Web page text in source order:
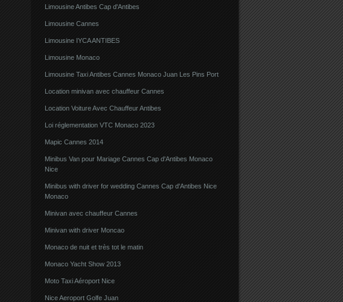
Limousine Antibes Cap d'Antibes
Limousine Cannes
Limousine IYCA ANTIBES
Limousine Monaco
Limousine Taxi Antibes Cannes Monaco Juan Les Pins Port
Location minivan avec chauffeur Cannes
Location Voiture Avec Chauffeur Antibes
Loi réglementation VTC Monaco 2023
Mapic Cannes 2014
Minibus Van pour Mariage Cannes Cap d'Antibes Monaco
Nice
Minibus with driver for wedding Cannes Cap d'Antibes Nice
Monaco
Minivan avec chauffeur Cannes
Minivan with driver Moncao
Monaco de nuit et très tot le matin
Monaco Yacht Show 2013
Moto Taxi Aéroport Nice
Nice Aeroport Golfe Juan